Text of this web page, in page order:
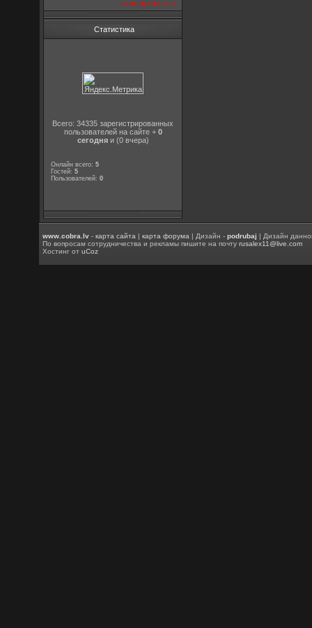
посмотреть все
Статистика
Всего: 34335 зарегистрированных
пользователей на сайте + 0
сегодняи (0 вчера)
Онлайн всего:5
Гостей:5
Пользователей:0
www.cobra.lv -карта сайта |карта форума | Дизайн -podrubaj | Дизайн
По вопросам сотрудничества и рекламы пишите на почтуrusalex11@live.com
Хостинг отuCoz